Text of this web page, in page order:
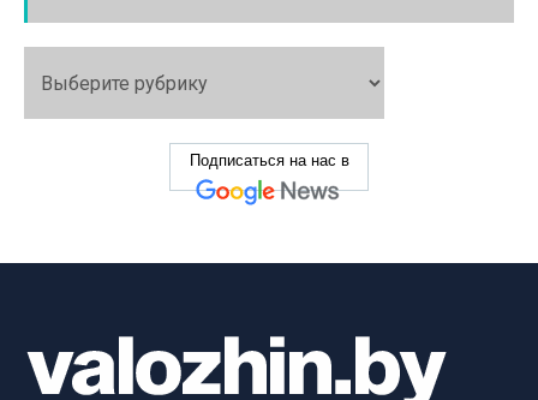
Подписаться на нас в